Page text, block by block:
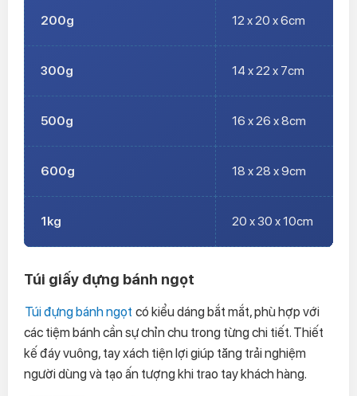
200g 12 x 20 x 6cm
300g 14 x 22 x 7cm
500g 16 x 26 x 8cm
600g 18 x 28 x 9cm
1kg 20 x 30 x 10cm
Túi giấy đựng bánh ngọt
Túi đựng bánh ngọt có kiểu dáng bắt mắt, phù hợp với
các tiệm bánh cần sự chỉn chu trong từng chi tiết. Thiết
kế đáy vuông, tay xách tiện lợi giúp tăng trải nghiệm
người dùng và tạo ấn tượng khi trao tay khách hàng.